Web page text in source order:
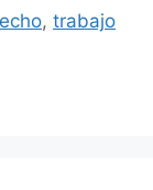
, trabajo